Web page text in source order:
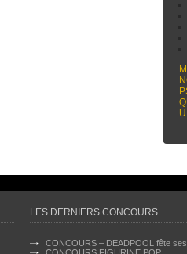
LES DERNIERS CONCOURS
CONCOURS – DEADPOOL fête